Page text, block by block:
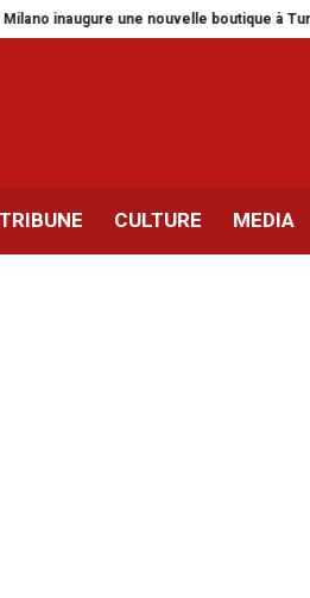
une nouvelle boutique à Tunis-
TRIBUNE CULTURE MEDIA